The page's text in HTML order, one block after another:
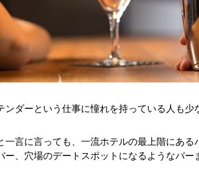
ンダーという仕事に憧れを持っている人も少
一言に言っても、一流ホテルの最上階にある
ー、穴場のデートスポットになるようなバー